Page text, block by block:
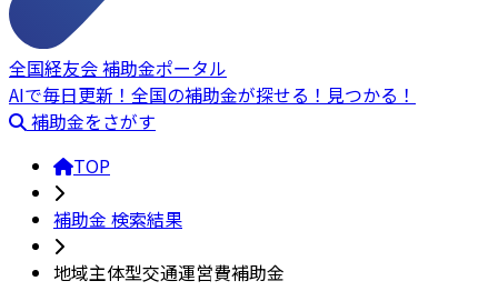
全国経友会 補助金ポータル
AIで毎日更新！全国の補助金が探せる！見つかる！
補助金をさがす
TOP
補助金 検索結果
地域主体型交通運営費補助⾦